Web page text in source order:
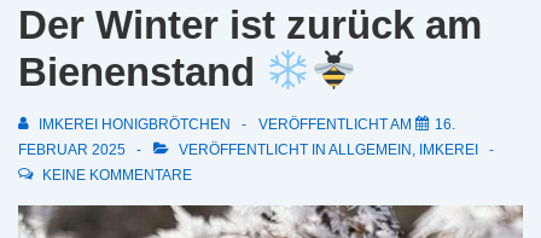
Der Winter ist zurück am
Bienenstand
IMKEREI HONIGBRÖTCHEN VERÖFFENTLICHT AM
16.
FEBRUAR 2025
VERÖFFENTLICHT IN ALLGEMEIN IMKEREI
KEINE KOMMENTARE